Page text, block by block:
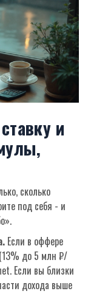
и
сколько
под себя - и
Если в оффере
до 5 млн ₽/
Если вы близки
дохода выше